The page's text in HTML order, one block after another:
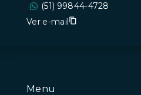
Menu
(51) 99844-4728
Ver e-mail